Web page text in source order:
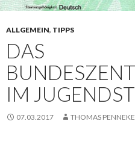
ALLGEMEIN, TIPPS
DAS
IM
07.03.2017 THOMAS PENNEKE